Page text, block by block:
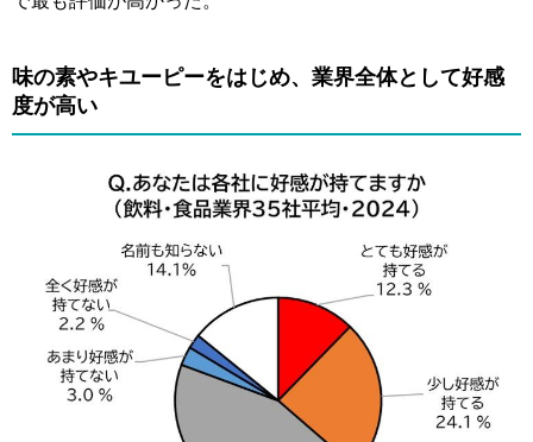
味の素やキユーピーをはじめ、業界全体として好感
度が高い